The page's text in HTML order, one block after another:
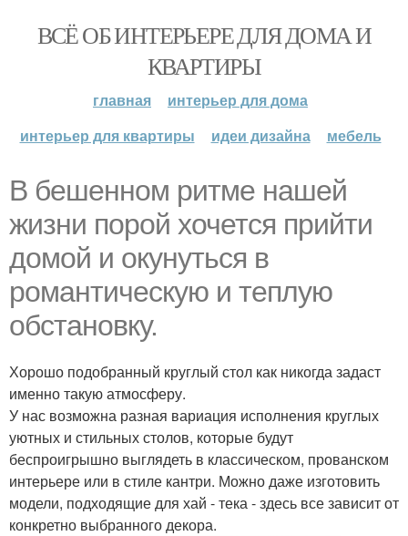
ВСЁ ОБ ИНТЕРЬЕРЕ ДЛЯ ДОМА И
КВАРТИРЫ
главная
интерьер для дома
интерьер для квартиры
идеи дизайна мебель
В бешенном ритме нашей
жизни порой хочется прийти
домой и окунуться в
романтическую и теплую
обстановку.
Хорошо подобранный круглый стол как никогда задаст
именно такую атмосферу.
У нас возможна разная вариация исполнения круглых
уютных и стильных столов, которые будут
беспроигрышно выглядеть в классическом, прованском
интерьере или в стиле кантри. Можно даже изготовить
модели, подходящие для хай - тека - здесь все зависит от
конкретно выбранного декора.